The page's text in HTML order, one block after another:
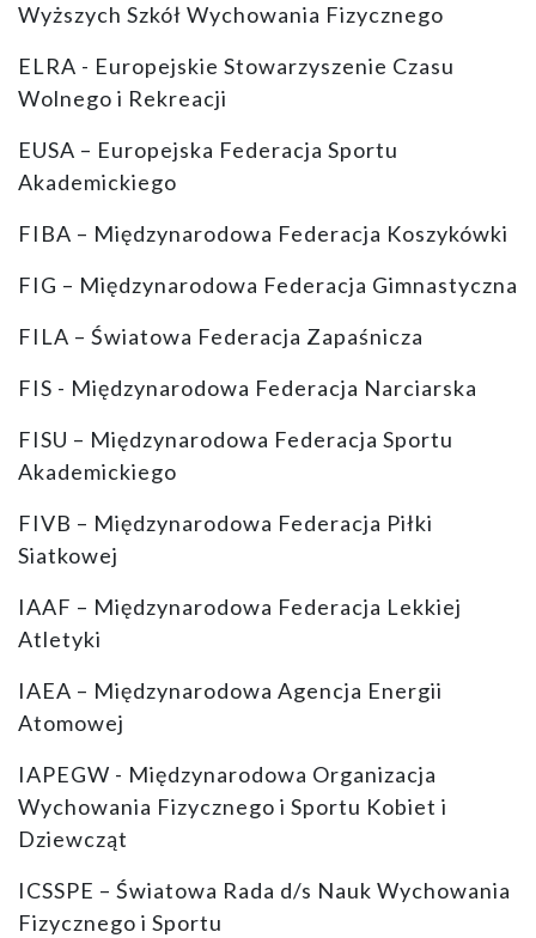
Wyższych Szkół Wychowania Fizycznego
ELRA - Europejskie Stowarzyszenie Czasu
Wolnego i Rekreacji
EUSA – Europejska Federacja Sportu
Akademickiego
FIBA – Międzynarodowa Federacja Koszykówki
FIG – Międzynarodowa Federacja Gimnastyczna
FILA – Światowa Federacja Zapaśnicza
FIS - Międzynarodowa Federacja Narciarska
FISU – Międzynarodowa Federacja Sportu
Akademickiego
FIVB – Międzynarodowa Federacja Piłki
Siatkowej
IAAF – Międzynarodowa Federacja Lekkiej
Atletyki
IAEA – Międzynarodowa Agencja Energii
Atomowej
IAPEGW - Międzynarodowa Organizacja
Wychowania Fizycznego i Sportu Kobiet i
Dziewcząt
ICSSPE – Światowa Rada d/s Nauk Wychowania
Fizycznego i Sportu